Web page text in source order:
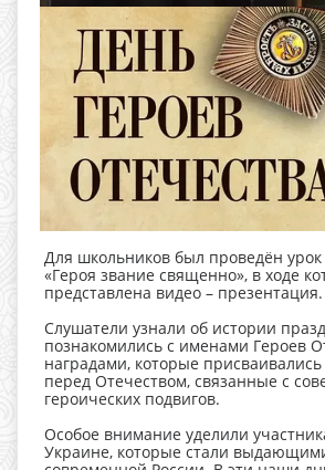
Для школьников был проведён урок
«Героя звание священно», в ходе
представлена видео – презентация.
Слушатели узнали об истории
познакомились с именами Героев
наградами, которые присваивались
перед Отечеством, связанные с
героических подвигов.
Особое внимание уделили
Украине, которые стали